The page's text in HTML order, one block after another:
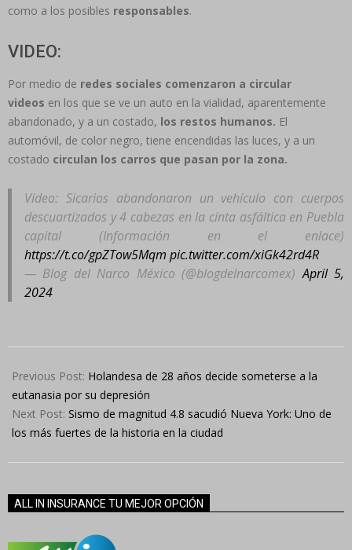
como a los posibles responsables.
VIDEO:
Por medio de redes sociales comenzaron a circular
videos en los que se ve un auto en la vialidad, aparentemente
abandonado, y a un costado, los restos humanos. El
automóvil, de color negro, tiene encendidas las luces, y a un
costado circulan los carros que pasan por la zona.
Video: Sicarios abandonaron un vehículo con cuerpos
descuartizados y 4 cabezas en la cinta asfáltica en Puebla
capital (Información en el enlace)
https://t.co/gpZTow5Mqm pic.twitter.com/xiGk42rd4R
— Blog del Narco México (@blogdelnarcomex)April 5,
2024
04-
05
Previous Post: Holandesa de 28 años decide someterse a la
eutanasia por su depresión
Next Post: Sismo de magnitud 4.8 sacudió Nueva York: Uno de
los más fuertes de la historia en la ciudad
ALL IN INSURANCE TU MEJOR OPCIÓN